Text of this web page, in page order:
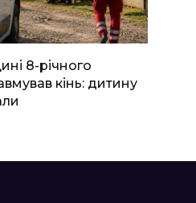
8-річного
кінь: дитину